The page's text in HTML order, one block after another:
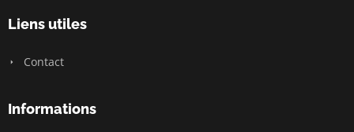
Liens utiles
Contact
Informations